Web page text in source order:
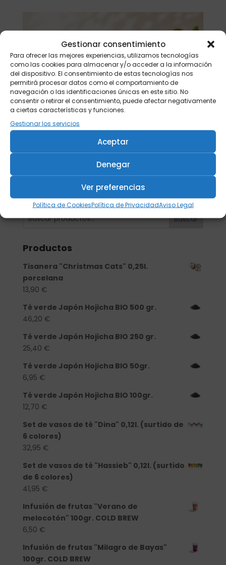
Gestionar consentimiento
Para ofrecer las mejores experiencias, utilizamos tecnologías
como las cookies para almacenar y/o acceder a la información
del dispositivo. El consentimiento de estas tecnologías nos
permitirá procesar datos como el comportamiento de
navegación o las identificaciones únicas en este sitio. No
consentir o retirar el consentimiento, puede afectar negativamente
a ciertas características y funciones.
Gestionar los servicios
Aceptar
Denegar
Ver preferencias
Política de CookiesPolítica de PrivacidadAviso Legal
Buscar
Productos
Tisanera "Christmas Cats" 0,25l.
porcelana
13,90 €
Té verde Japón Hojicha BIO 500 gr.
46,20 €
Té verde Japón Hojicha BIO 250 gr.
25,40 €
Té verde Japón Hojicha BIO 50gr.
6,95 €
Té verde Japón Hojicha BIO 100gr.
12,70 €
Set de vasos de té "Dina" 0,12l. (surtido de
6 colores)
32,95 €
Set de vasos de té "Hassieb" 0,12l. (surtido
de 6 colores)
41,95 €
Infusión de frutas "Verano de
melocotón" 100gr. COLD BREW
6,50 €
Infusión de frutas "Milagro de Bayas"
100gr. COLD BREW